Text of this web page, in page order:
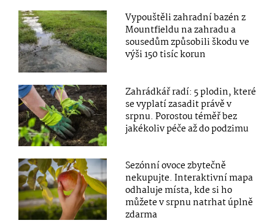
Vypouštěli zahradní bazén z
Mountfieldu na zahradu a
sousedům způsobili škodu ve
výši 150 tisíc korun
Zahrádkář radí: 5 plodin, které
se vyplatí zasadit právě v
srpnu. Porostou téměř bez
jakékoliv péče až do podzimu
Sezónní ovoce zbytečně
nekupujte. Interaktivní mapa
odhaluje místa, kde si ho
můžete v srpnu natrhat úplně
zdarma